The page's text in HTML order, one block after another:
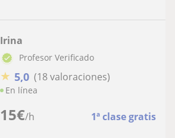
15€/h 1ª clase gratis
Irina
Profesor Verificado
★ 5,0 (18 valoraciones)
En línea